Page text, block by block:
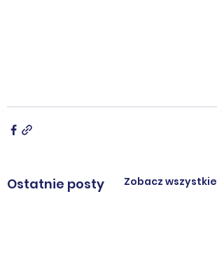
Ostatnie posty Zobacz wszystkie